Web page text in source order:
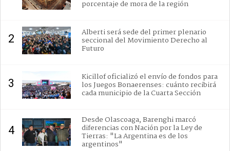
porcentaje de mora de la región
2 Alberti será sede del primer plenario
seccional del Movimiento Derecho al
Futuro
3 Kicillof oficializó el envío de fondos para
los Juegos Bonaerenses: cuánto recibirá
cada municipio de la Cuarta Sección
4
Desde Olascoaga, Barenghi marcó
diferencias con Nación por la Ley de
Tierras: "La Argentina es de los
argentinos"